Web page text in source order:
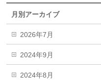
月別アーカイブ
2026年7月
2024年9月
2024年8月